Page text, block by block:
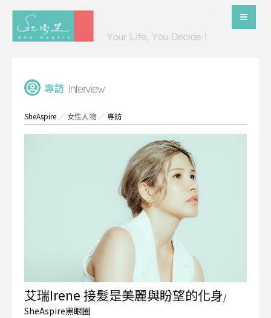
SheAspire ／ 女性人物／專訪
艾瑞Irene 接髮是美麗與盼望的化身/
SheAspire黑眼圈